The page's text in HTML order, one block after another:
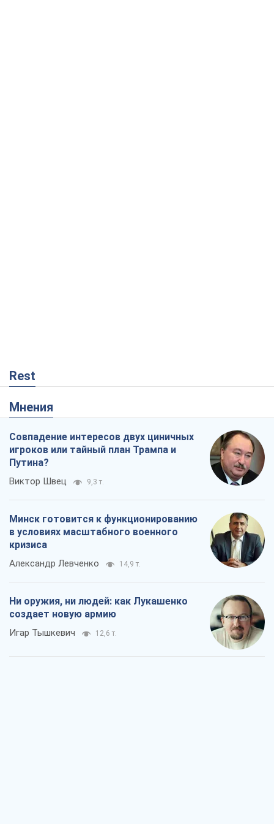
Rest
Мнения
Совпадение интересов двух циничных
игроков или тайный план Трампа и
Путина?
Виктор Швец 9,3 т.
Минск готовится к функционированию
в условиях масштабного военного
кризиса
Александр Левченко 14,9 т.
Ни оружия, ни людей: как Лукашенко
создает новую армию
Игар Тышкевич 12,6 т.